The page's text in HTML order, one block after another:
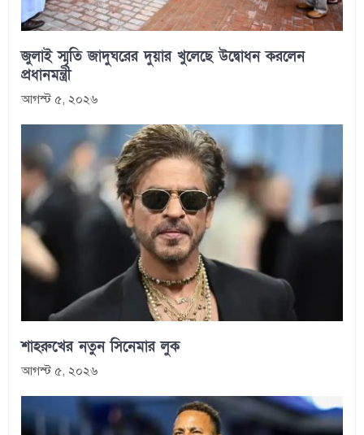
জুলাই স্মৃতি জাদুঘরের দুয়ার খুলেছে উদ্বোধন করলেন
প্রধানমন্ত্রী
আগস্ট ৫, ২০২৬
শাহরুখের নতুন সিনেমার লুক
আগস্ট ৫, ২০২৬